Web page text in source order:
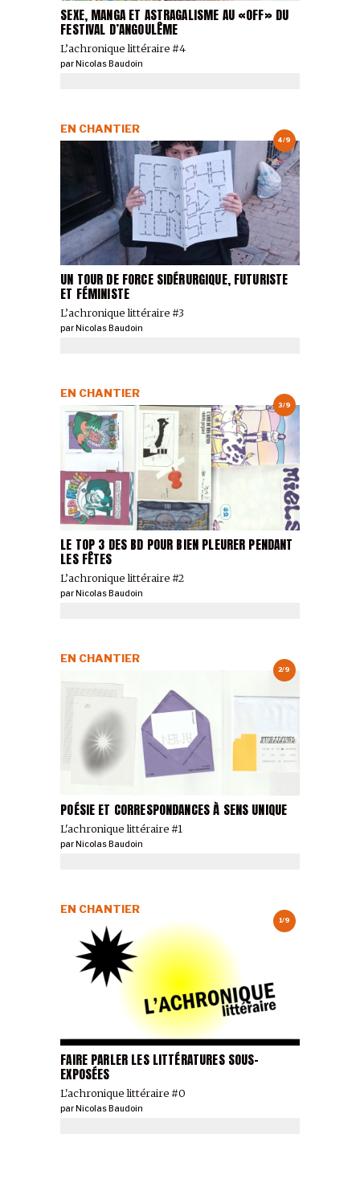
SEXE, MANGA ET ASTRAGALISME AU «OFF» DU
FESTIVAL D’ANGOULÊME
L’achronique littéraire #4
parNicolas Baudoin
4/9
UN TOUR DE FORCE SIDÉRURGIQUE, FUTURISTE
ET FÉMINISTE
L’achronique littéraire #3
EN CHANTIER
par Nicolas Baudoin
3/9
LE TOP 3 DES BD POUR BIEN PLEURER PENDANT
LES FÊTES
L’achronique littéraire #2
EN CHANTIER
parNicolas Baudoin
2/9
POÉSIE ET CORRESPONDANCES À SENS UNIQUE
L'achronique littéraire #1
EN CHANTIER
parNicolas Baudoin
1/9
FAIRE PARLER LES LITTÉRATURES SOUS-
EXPOSÉES
L'achronique littéraire #0
EN CHANTIER
par Nicolas Baudoin